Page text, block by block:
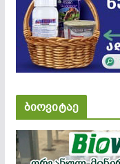
ბიოვიტაე